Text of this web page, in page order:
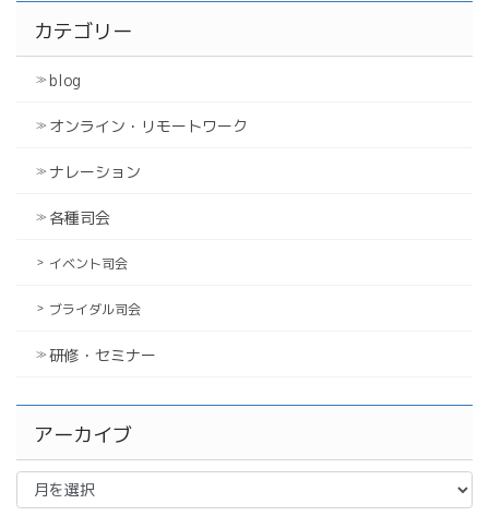
カテゴリー
blog
オンライン・リモートワーク
ナレーション
各種司会
イベント司会
ブライダル司会
研修・セミナー
アーカイブ
ア